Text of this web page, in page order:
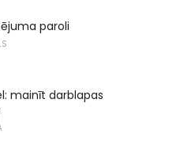
paroli
mainīt darblapas